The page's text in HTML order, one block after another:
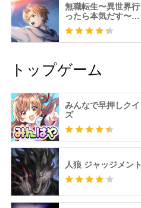
無職転生〜異世界行
ったら本気だす〜ク
ロニクル・オブ・エ
コーズ
トップゲーム
みんなで早押しクイ
ズ
人狼 ジャッジメント